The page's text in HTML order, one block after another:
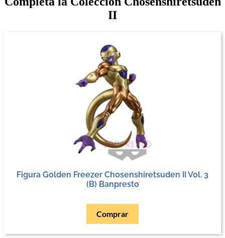
II
Figura Golden Freezer Chosenshiretsuden II Vol. 3
(B) Banpresto
Comprar